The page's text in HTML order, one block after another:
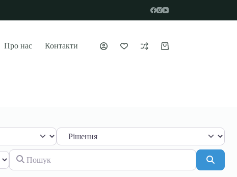
Про нас Контакти
Пошук